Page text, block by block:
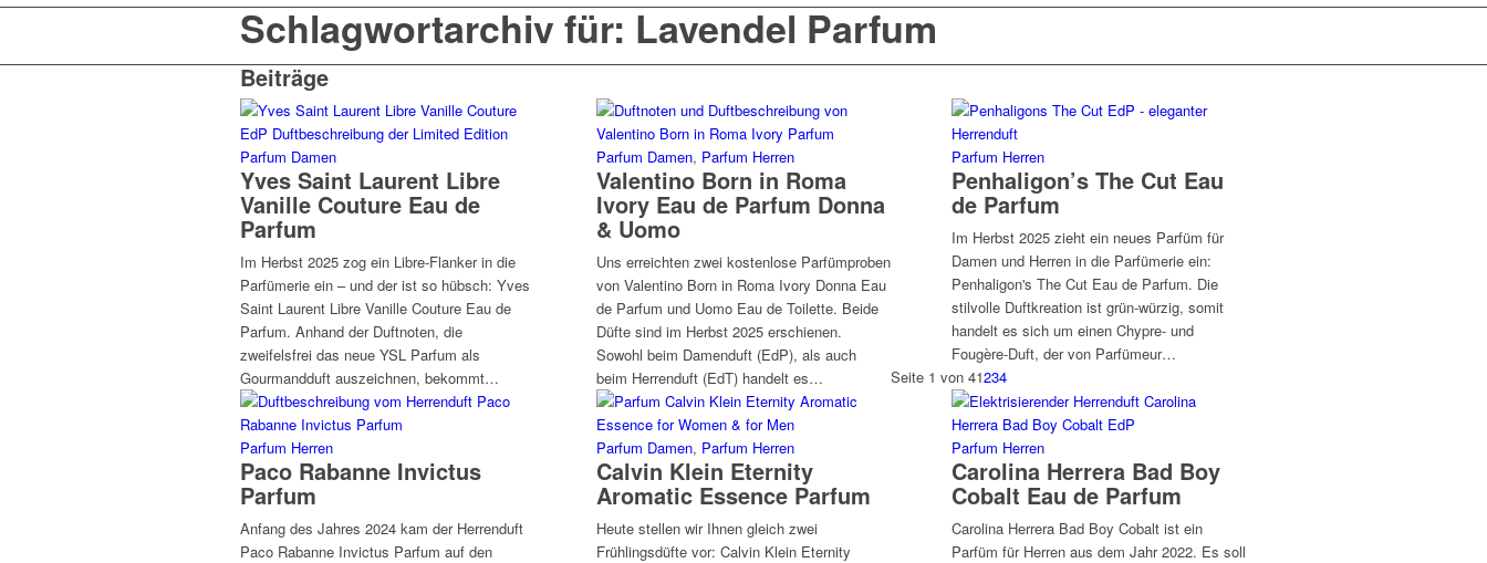
Schlagwortarchiv für: Lavendel Parfum
Beiträge
Parfum Damen
Yves Saint Laurent Libre
Vanille Couture Eau de
Parfum
Im Herbst 2025 zog ein Libre-Flanker in die
Parfümerie ein – und der ist so hübsch: Yves
Saint Laurent Libre Vanille Couture Eau de
Parfum. Anhand der Duftnoten, die
zweifelsfrei das neue YSL Parfum als
Gourmandduft auszeichnen, bekommt…
Parfum Damen, Parfum Herren
Valentino Born in Roma
Ivory Eau de Parfum Donna
& Uomo
Uns erreichten zwei kostenlose Parfümproben
von Valentino Born in Roma Ivory Donna Eau
de Parfum und Uomo Eau de Toilette. Beide
Düfte sind im Herbst 2025 erschienen.
Sowohl beim Damenduft (EdP), als auch
beim Herrenduft (EdT) handelt es…
Parfum Herren
Penhaligon’s The Cut Eau
de Parfum
Im Herbst 2025 zieht ein neues Parfüm für
Damen und Herren in die Parfümerie ein:
Penhaligon's The Cut Eau de Parfum. Die
stilvolle Duftkreation ist grün-würzig, somit
handelt es sich um einen Chypre- und
Fougère-Duft, der von Parfümeur…
Parfum Herren
Paco Rabanne Invictus
Parfum
Anfang des Jahres 2024 kam der Herrenduft
Paco Rabanne Invictus Parfum auf den
Parfum Damen, Parfum Herren
Calvin Klein Eternity
Aromatic Essence Parfum
Heute stellen wir Ihnen gleich zwei
Frühlingsdüfte vor: Calvin Klein Eternity
Parfum Herren
Carolina Herrera Bad Boy
Cobalt Eau de Parfum
Carolina Herrera Bad Boy Cobalt ist ein
Parfüm für Herren aus dem Jahr 2022. Es soll
Seite 1 von 41234